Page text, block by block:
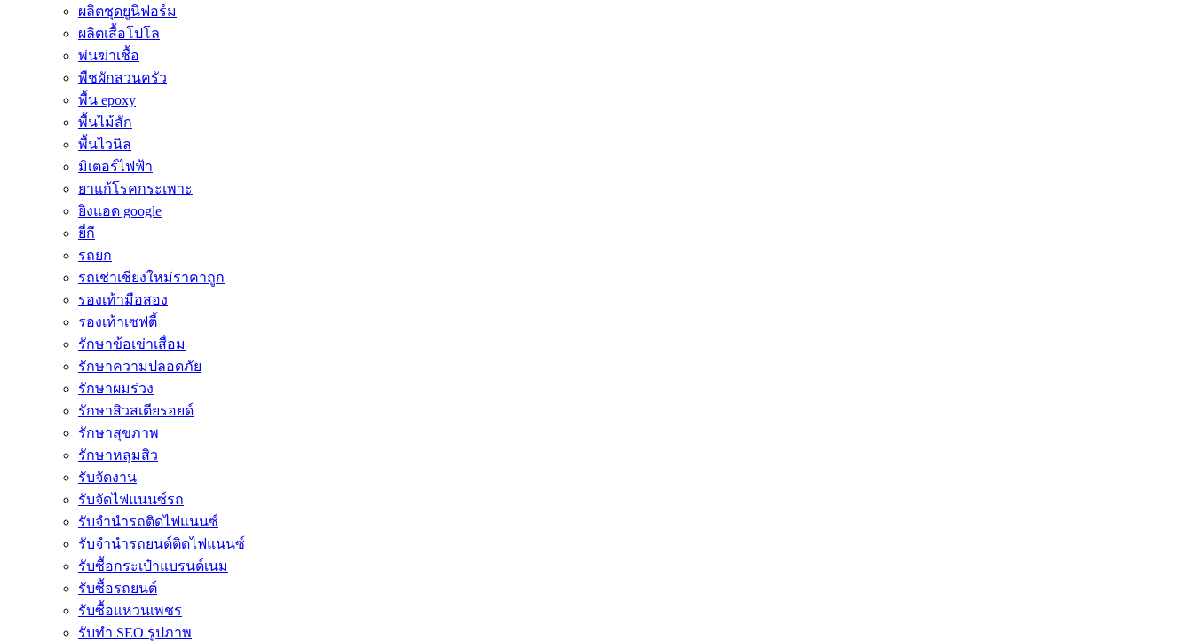
ผลิตชุดยูนิฟอร์ม
ผลิตเสื้อโปโล
พ่นฆ่าเชื้อ
พืชผักสวนครัว
พื้น epoxy
พื้นไม้สัก
พื้นไวนิล
มิเตอร์ไฟฟ้า
ยาแก้โรคกระเพาะ
ยิงแอด google
ยี่กี
รถยก
รถเช่าเชียงใหม่ราคาถูก
รองเท้ามือสอง
รองเท้าเซฟตี้
รักษาข้อเข่าเสื่อม
รักษาความปลอดภัย
รักษาผมร่วง
รักษาสิวสเตียรอยด์
รักษาสุขภาพ
รักษาหลุมสิว
รับจัดงาน
รับจัดไฟแนนซ์รถ
รับจำนำรถติดไฟแนนซ์
รับจํานํารถยนต์ติดไฟแนนซ์
รับซื้อกระเป๋าแบรนด์เนม
รับซื้อรถยนต์
รับซื้อแหวนเพชร
รับทำ SEO รูปภาพ